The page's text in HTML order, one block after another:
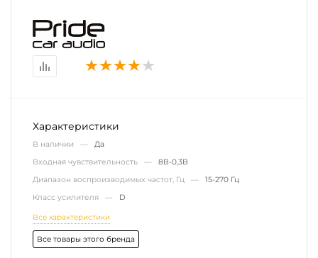
Характеристики
В наличии — Да
Входная чувствительность — 8В-0,3В
Диапазон воспроизводимых частот, Гц — 15-270 Гц
Класс усилителя — D
Все характеристики
Все товары этого бренда